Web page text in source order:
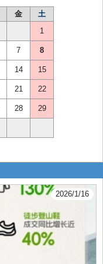
金
土
1
7 8
14 15
21 22
28 29
2026/1/16